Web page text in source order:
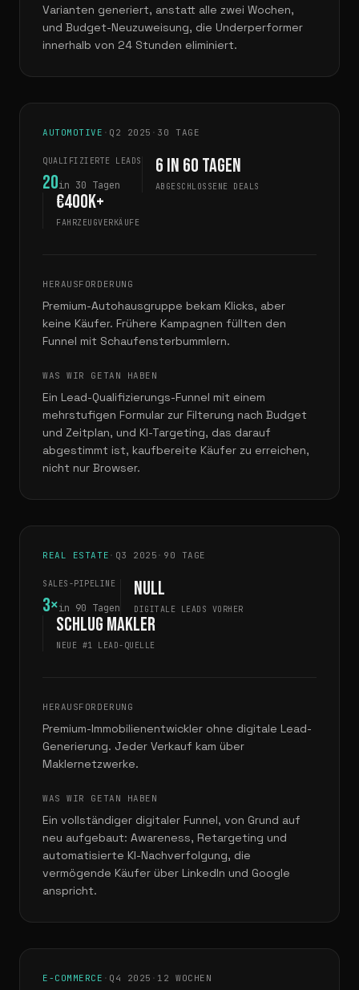
Varianten generiert, anstatt alle zwei Wochen,
und Budget-Neuzuweisung, die Underperformer
innerhalb von 24 Stunden eliminiert.
AUTOMOTIVE · Q2 2025 · 30 TAGE
QUALIFIZIERTE LEADS
20in 30 Tagen
6 in 60 Tagen
ABGESCHLOSSENE DEALS
€400K+
FAHRZEUGVERKÄUFE
HERAUSFORDERUNG
Premium-Autohausgruppe bekam Klicks, aber
keine Käufer. Frühere Kampagnen füllten den
Funnel mit Schaufensterbummlern.
WAS WIR GETAN HABEN
Ein Lead-Qualifizierungs-Funnel mit einem
mehrstufigen Formular zur Filterung nach Budget
und Zeitplan, und KI-Targeting, das darauf
abgestimmt ist, kaufbereite Käufer zu erreichen,
nicht nur Browser.
REAL ESTATE · Q3 2025 · 90 TAGE
SALES-PIPELINE
3×in 90 Tagen
null
DIGITALE LEADS VORHER
schlug Makler
NEUE #1 LEAD-QUELLE
HERAUSFORDERUNG
Premium-Immobilienentwickler ohne digitale Lead-
Generierung. Jeder Verkauf kam über
Maklernetzwerke.
WAS WIR GETAN HABEN
Ein vollständiger digitaler Funnel, von Grund auf
neu aufgebaut: Awareness, Retargeting und
automatisierte KI-Nachverfolgung, die
vermögende Käufer über LinkedIn und Google
anspricht.
E-COMMERCE · Q4 2025 · 12 WOCHEN